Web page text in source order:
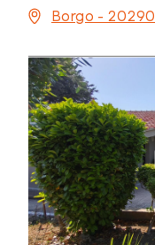
Borgo - 20290